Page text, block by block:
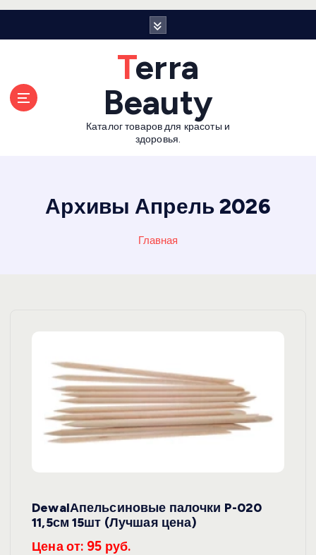
Terra
Beauty
Каталог товаров для красоты и
здоровья.
Архивы Апрель 2026
Главная
DewalАпельсиновые палочки P-020
11,5см 15шт (Лучшая цена)
Цена от: 95 руб.